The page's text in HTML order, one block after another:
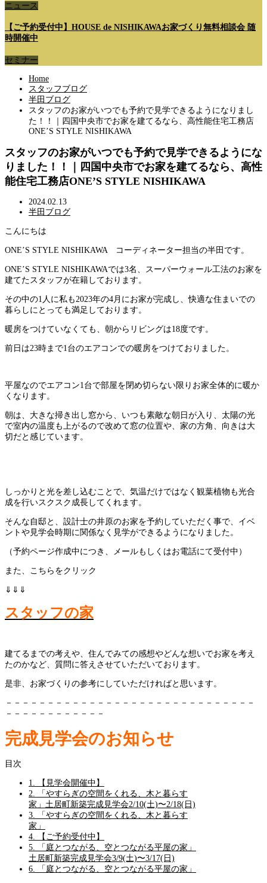
ニュース
【ご予約受付中】HOUSE de NISHIKAWAお家づくり無料相談会 随
時開催中
セミナー
Home
スタッフブログ
半田ブログ
スタッフのお家がいつでも予約で見学できるようになりまし
た！！｜四国中央市でお家を建てるなら、高性能住宅工務店
ONE’S STYLE NISHIKAWA
スタッフのお家がいつでも予約で見学できるようにな
りました！！｜四国中央市でお家を建てるなら、高性
能住宅工務店ONE’S STYLE NISHIKAWA
2024.02.13
半田ブログ
こんにちは
ONE’S STYLE NISHIKAWA コーディネーター担当の半田です。
ONE’S STYLE NISHIKAWAでは3名、スーパーウォール工法のお家を
建てたスタッフが在籍しております。
その中の1人に私も2023年の4月にお家が完成し、快適な住まいでの
暮らしにとっても満足しております。
暖房をつけていなくても、朝からリビングは18度です。
前日は23時まで1台のエアコンでの暖房をつけておりました。
平屋なのでエアコン1台で部屋を閉め切らない限りお家全体的に暖か
くなります。
朝は、大きな掃き出し窓から、いつも素敵な朝日が入り、太陽の光
で室内の温度も上がるので改めて窓の位置や、家の方角、向きは大
切だと感じています。
しっかりと光を差し込むことで、気温だけではなく観葉植物も光合
成を行いスクスク成長してくれます。
そんな自邸と、設計士の井原のお家を予約していただく事で、イベ
ントや見学会時期に関係なく見学ができるようになりました。
（予約ページ作成中につき、メールもしくはお電話にて受付中）
また、こちらをクリック
⇓⇓⇓
スタッフの家
建てるまでの考えや、住んでみての感想やどんな想いでお家を考え
たのかなど、質問に答えさせていただいております。
是非、お家づくりの参考にしていただければと思います。
－－－－－－－－－－－－－－－－－－－－－－－－－－－－－－
－－－－－－－－－－－－
完成見学会のお知らせ
目次
1.
【見学会開催中】
2.
「やすらぎの空間をくれる、木と暮らす
家」土居町新築完成見学会2/10(土)〜2/18(日)
3.
「やすらぎの空間をくれる、木と暮らす
家」
4.
【ご予約受付中】
5.
「庭とつながる、空とつながる平屋の家」
土居町新築完成見学会3/9(土)〜3/17(日)
6.
「庭とつながる、空とつながる平屋の家」